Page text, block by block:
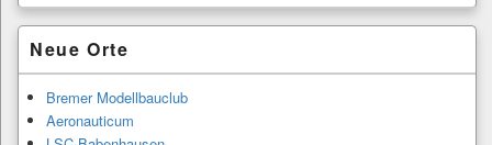
Primärer
Seitenleisten-
Widgetbereich
Neue Orte
Bremer Modellbauclub
Aeronauticum